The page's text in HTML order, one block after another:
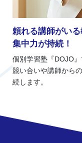
頼れる講師がい
集中力が持続！
個別学習塾『DOJO
競い合いや講師から
続します。